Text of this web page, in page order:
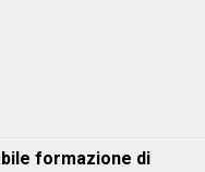
formazione di